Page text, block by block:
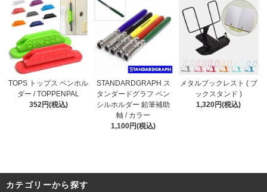
TOPS トップス ペンホル
ダー / TOPPENPAL
352円(税込)
STANDARDGRAPH ス
タンダードグラフ ペン
シルホルダー 鉛筆補助
軸 / カラー
1,100円(税込)
メタルブックレスト ( ブ
ックスタンド )
1,320円(税込)
カテゴリーから探す